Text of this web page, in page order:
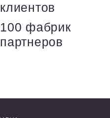
клиентов
100 фабрик
партнеров